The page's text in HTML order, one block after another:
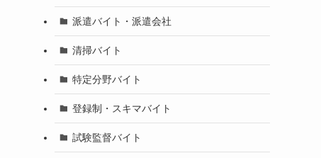
派遣バイト・派遣会社
清掃バイト
特定分野バイト
登録制・スキマバイト
試験監督バイト